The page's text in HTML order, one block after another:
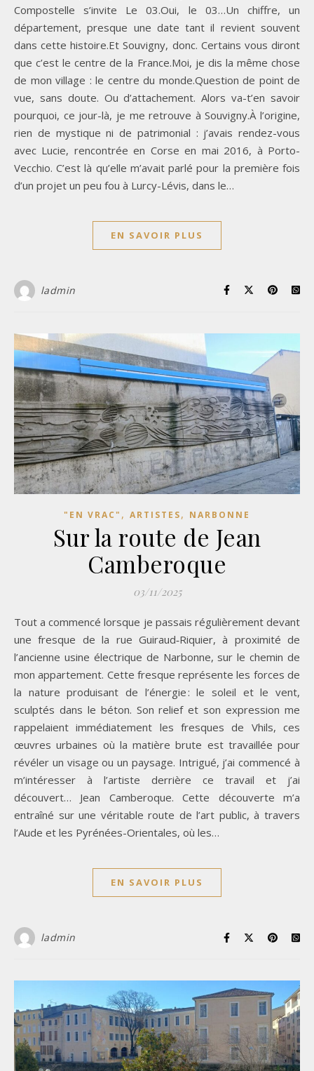
Compostelle s’invite Le 03.Oui, le 03…Un chiffre, un
département, presque une date tant il revient souvent
dans cette histoire.Et Souvigny, donc. Certains vous diront
que c’est le centre de la France.Moi, je dis la même chose
de mon village : le centre du monde.Question de point de
vue, sans doute. Ou d’attachement. Alors va-t’en savoir
pourquoi, ce jour-là, je me retrouve à Souvigny.À l’origine,
rien de mystique ni de patrimonial : j’avais rendez-vous
avec Lucie, rencontrée en Corse en mai 2016, à Porto-
Vecchio. C’est là qu’elle m’avait parlé pour la première fois
d’un projet un peu fou à Lurcy-Lévis, dans le…
EN SAVOIR PLUS
ladmin
"EN VRAC" , ARTISTES, NARBONNE
Sur la route de Jean
Camberoque
03/11/2025
Tout a commencé lorsque je passais régulièrement devant
une fresque de la rue Guiraud‑Riquier, à proximité de
l’ancienne usine électrique de Narbonne, sur le chemin de
mon appartement. Cette fresque représente les forces de
la nature produisant de l’énergie : le soleil et le vent,
sculptés dans le béton. Son relief et son expression me
rappelaient immédiatement les fresques de Vhils, ces
œuvres urbaines où la matière brute est travaillée pour
révéler un visage ou un paysage. Intrigué, j’ai commencé à
m’intéresser à l’artiste derrière ce travail et j’ai
découvert… Jean Camberoque. Cette découverte m’a
entraîné sur une véritable route de l’art public, à travers
l’Aude et les Pyrénées-Orientales, où les…
EN SAVOIR PLUS
ladmin